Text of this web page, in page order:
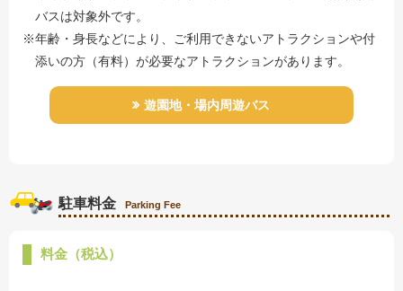
バスは対象外です。
※年齢・身長などにより、ご利用できないアトラクションや付
添いの方（有料）が必要なアトラクションがあります。
遊園地・場内周遊バス
駐車料金 Parking Fee
料金（税込）